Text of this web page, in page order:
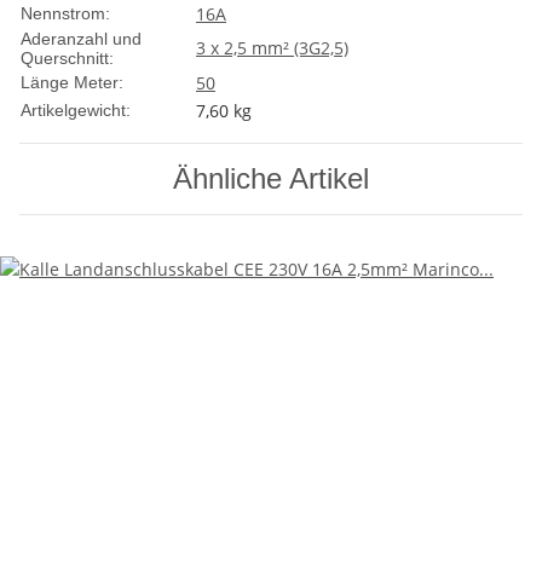
Nennstrom: 16A
Aderanzahl und
Querschnitt:
3 x 2,5 mm² (3G2,5)
Länge Meter: 50
Artikelgewicht: 7,60 kg
Ähnliche Artikel